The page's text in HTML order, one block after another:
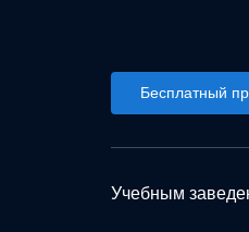
Бесплатный
Учебным